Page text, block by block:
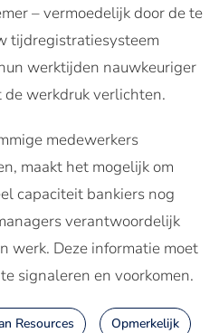
– vermoedelijk door de te
tijdregistratiesysteem
werktijden nauwkeuriger
werkdruk verlichten.
medewerkers
maakt het mogelijk om
capaciteit bankiers nog
verantwoordelijk
werk. Deze informatie moet
signaleren en voorkomen.
Resources Opmerkelijk